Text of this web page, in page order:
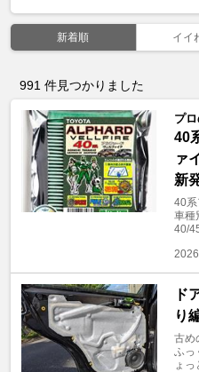
新着順 イイ
991 件見つかりました
プ
40
ァ
新
40系
車種
40/
ド
り
古め
ふっ
ょっ